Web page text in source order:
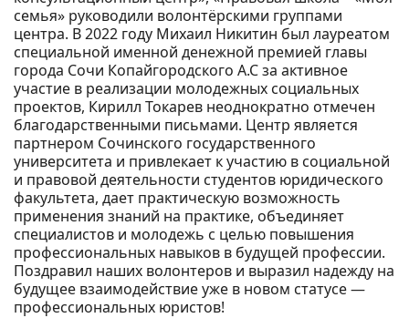
семья» руководили волонтёрскими группами
центра. В 2022 году Михаил Никитин был лауреатом
специальной именной денежной премией главы
города Сочи Копайгородского А.С за активное
участие в реализации молодежных социальных
проектов, Кирилл Токарев неоднократно отмечен
благодарственными письмами. Центр является
партнером Сочинского государственного
университета и привлекает к участию в социальной
и правовой деятельности студентов юридического
факультета, дает практическую возможность
применения знаний на практике, объединяет
специалистов и молодежь с целью повышения
профессиональных навыков в будущей профессии.
Поздравил наших волонтеров и выразил надежду на
будущее взаимодействие уже в новом статусе —
профессиональных юристов!